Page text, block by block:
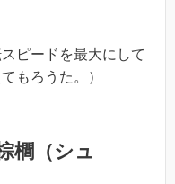
ピードを最大にして
もろうた。）
櫚（シュ